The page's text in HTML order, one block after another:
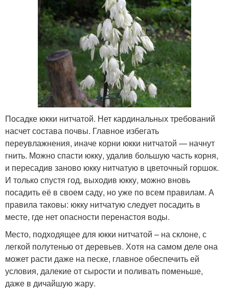
Посадке юкки нитчатой. Нет кардинальных требований
насчет состава почвы. Главное избегать
переувлажнения, иначе корни юкки нитчатой — начнут
гнить. Можно спасти юкку, удалив большую часть корня,
и пересадив заново юкку нитчатую в цветочный горшок.
И только спустя год, выходив юкку, можно вновь
посадить её в своем саду, но уже по всем правилам. А
правила таковы: юкку нитчатую следует посадить в
месте, где нет опасности перенастоя воды.
Место, подходящее для юкки нитчатой – на склоне, с
легкой полутенью от деревьев. Хотя на самом деле она
может расти даже на песке, главное обеспечить ей
условия, далекие от сырости и поливать поменьше,
даже в дичайшую жару.